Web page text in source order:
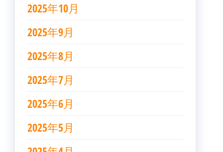
2025年10月
2025年9月
2025年8月
2025年7月
2025年6月
2025年5月